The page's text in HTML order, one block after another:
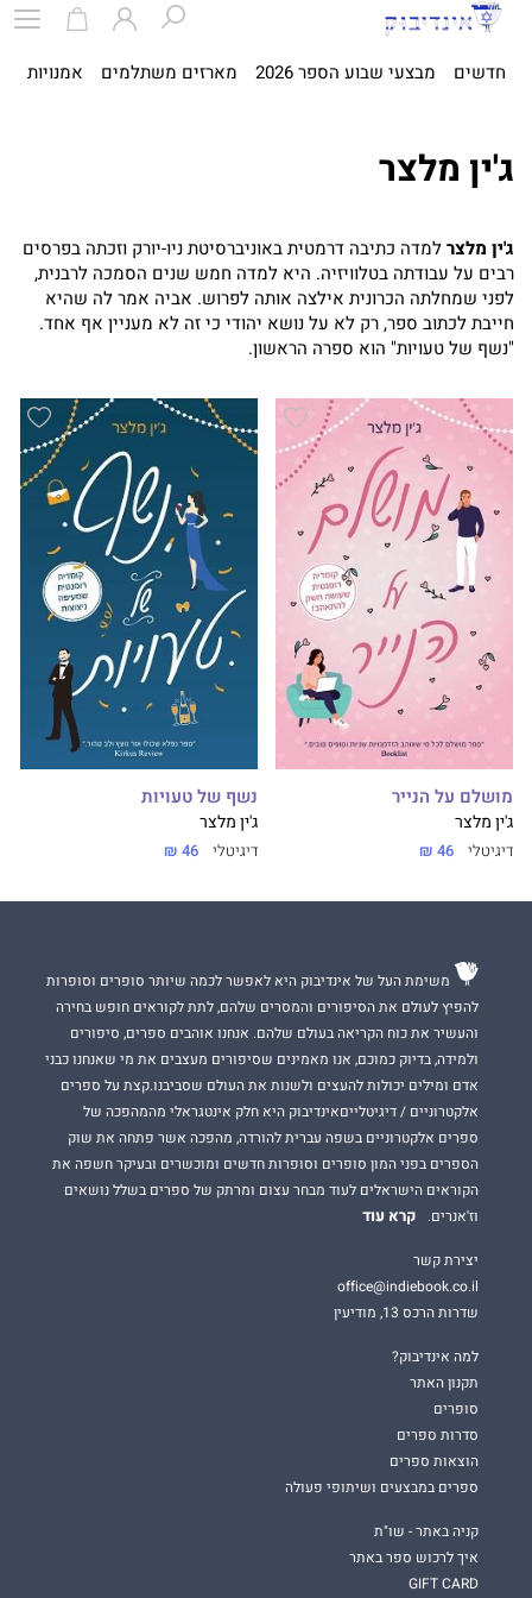
חדשים מבצעי שבוע הספר 2026 מארזים משתלמים אמנויות
ג'ין מלצר
ג'ין מלצרלמדה כתיבה דרמטית באוניברסיטת ניו-יורק וזכתה בפרסים
רבים על עבודתה בטלוויזיה. היא למדה חמש שנים הסמכה לרבנית,
לפני שמחלתה הכרונית אילצה אותה לפרוש. אביה אמר לה שהיא
חייבת לכתוב ספר, רק לא על נושא יהודי כי זה לא מעניין אף אחד.
"נשף של טעויות" הוא ספרה הראשון.
מושלם על הנייר
ג'ין מלצר
דיגיטלי 46 ₪
נשף של טעויות
ג'ין מלצר
דיגיטלי 46 ₪
משימת העל של אינדיבוק היא לאפשר לכמה שיותר סופרים וסופרות
להפיץ לעולם את הסיפורים והמסרים שלהם, לתת לקוראים חופש בחירה
והעשיר את כוח הקריאה בעולם שלהם. אנחנו אוהבים ספרים, סיפורים
ולמידה, בדיוק כמוכם, אנו מאמינים שסיפורים מעצבים את מי שאנחנו כבני
אדם ומילים יכולות להעצים ולשנות את העולם שסביבנו.קצת על ספרים
אלקטרוניים / דיגיטלייםאינדיבוק היא חלק אינטגראלי מהמהפכה של
ספרים אלקטרוניים בשפה עברית להורדה, מהפכה אשר פתחה את שוק
הספרים בפני המון סופרים וסופרות חדשים ומוכשרים ובעיקר חשפה את
הקוראים הישראלים לעוד מבחר עצום ומרתק של ספרים בשלל נושאים
וז'אנרים.
קרא עוד
יצירת קשר
office@indiebook.co.il
שדרות הרכס 13, מודיעין
למה אינדיבוק?
תקנון האתר
סופרים
סדרות ספרים
הוצאות ספרים
ספרים במבצעים ושיתופי פעולה
קניה באתר - שו"ת
איך לרכוש ספר באתר
GIFT CARD